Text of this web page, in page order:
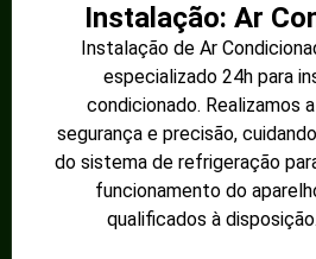
Instalação: Ar
Instalação de Ar
especializado 24h para
condicionado. Realizamos
segurança e precisão,
do sistema de refrigeração
funcionamento do
qualificados à